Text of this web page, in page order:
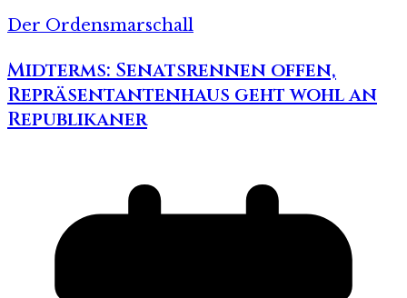
Der Ordensmarschall
Midterms: Senatsrennen offen,
Repräsentantenhaus geht wohl an
Republikaner